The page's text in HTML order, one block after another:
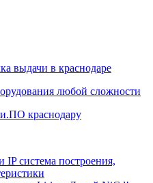
выдачи в краснодаре
любой сложности
краснодару
система построения,